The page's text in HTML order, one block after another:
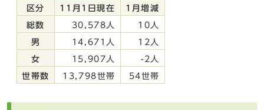
区分 11月1日現在 1月増減
総数 30,578人 10人
男 14,671人 12人
女 15,907人 -2人
世帯数 13,798世帯 54世帯